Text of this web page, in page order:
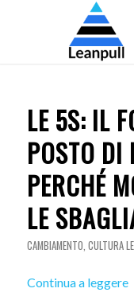
LE 5S: IL
POSTO DI
PERCHÉ
LE
CAMBIAMENTO, CULTURA
Continua a leggere